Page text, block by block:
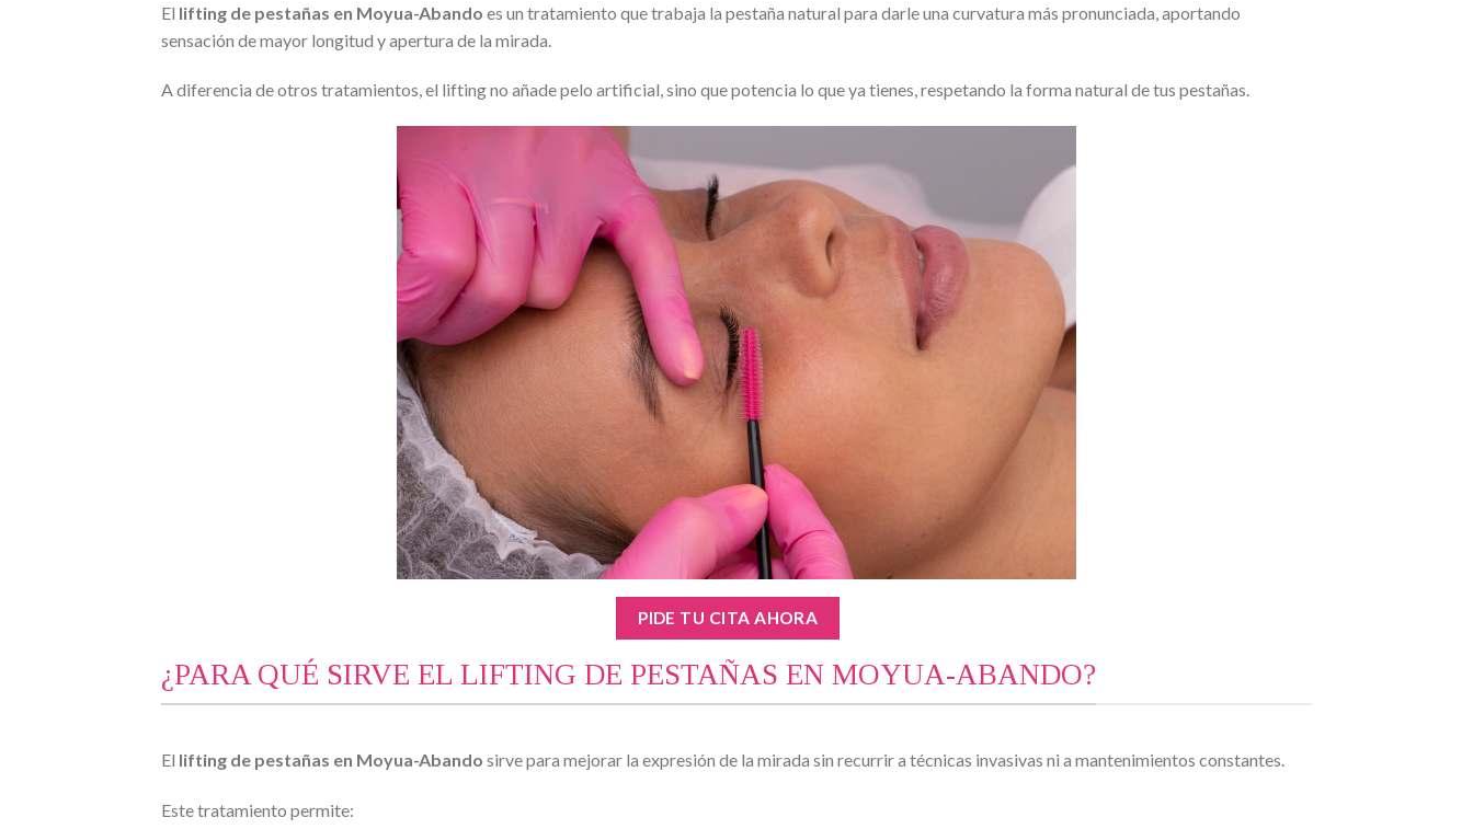
El lifting de pestañas en Moyua-Abando es un tratamiento que trabaja la pestaña natural para darle una curvatura más pronunciada, aportando
sensación de mayor longitud y apertura de la mirada.
A diferencia de otros tratamientos, el lifting no añade pelo artificial, sino que potencia lo que ya tienes, respetando la forma natural de tus pestañas.
PIDE TU CITA AHORA
¿PARA QUÉ SIRVE EL LIFTING DE PESTAÑAS EN MOYUA-ABANDO?
El lifting de pestañas en Moyua-Abando sirve para mejorar la expresión de la mirada sin recurrir a técnicas invasivas ni a mantenimientos constantes.
Este tratamiento permite: